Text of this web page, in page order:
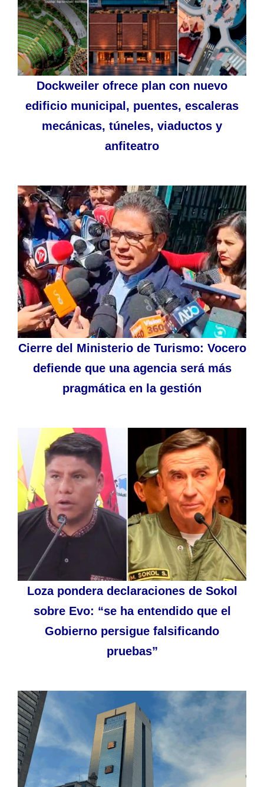
Dockweiler ofrece plan con nuevo
edificio municipal, puentes, escaleras
mecánicas, túneles, viaductos y
anfiteatro
Cierre del Ministerio de Turismo: Vocero
defiende que una agencia será más
pragmática en la gestión
Loza pondera declaraciones de Sokol
sobre Evo: “se ha entendido que el
Gobierno persigue falsificando
pruebas”